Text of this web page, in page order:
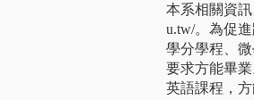
本系相關資訊
u.tw/。為促
學分學程、
要求方能畢
英語課程，